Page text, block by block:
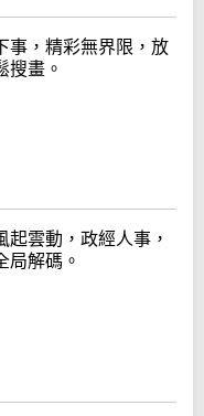
事，精彩無界限，放
搜畫。
起雲動，政經人事，
局解碼。